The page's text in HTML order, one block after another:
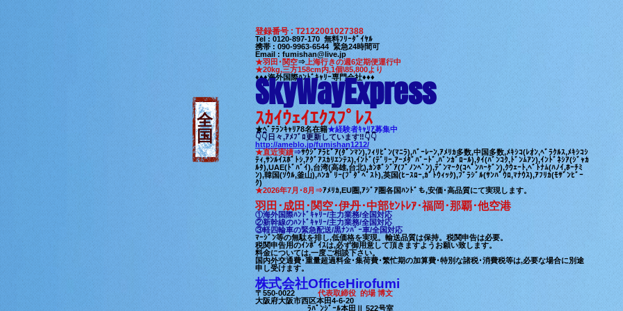
全
国
登録番号 : T2122001027388
Tel : 0120-897-170 無料ﾌﾘｰﾀﾞｲﾔﾙ
携帯 : 090-9963-6544 緊急24時間可
Email : fumishan@live.jp
★羽田･関空⇒ 上海行きの週6定期便運行中
★20kg,三方158cm内,1個\85,800より
♦♦♦海外国際ﾊﾝﾄﾞｷｬﾘｰ専門会社♦♦♦
SkyWayExpress
ｽｶｲｳｪｲｴｸｽﾌﾟﾚｽ
★ﾍﾞﾃﾗﾝｷｬﾘｱ8名在籍★​経験者ｷｬﾘｱ募集中
👇👇日々,ｱﾒﾌﾞﾛ更新しています‼👇👇
http://ameblo.jp/fumishan1212/
★直近実績⇒ｻｳｼﾞｱﾗﾋﾞｱ(ﾀﾞﾝﾏﾝ),ﾌｨﾘﾋﾟﾝ(ﾏﾆﾗ),ﾊﾞｰﾚｰﾝ,ｱﾒﾘｶ多数,中国多数,ﾒｷｼｺ(ﾚｵﾝ,ﾍﾞﾗｸﾙｽ,ﾒｷｼｺｼ
ﾃｨ,ｻﾝﾙｲｽﾎﾟﾄｼ,ｱｸﾞｱｽｶﾘｴﾝﾃｽ),ｲﾝﾄﾞ(ﾃﾞﾘｰ,ｱｰﾒﾀﾞﾊﾞｰﾄﾞ,ﾊﾞﾝｶﾞﾛｰﾙ),ﾀｲ(ﾊﾞﾝｺｸ,ﾄﾞﾝﾑｱﾝ),ｲﾝﾄﾞﾈｼｱ(ｼﾞｬｶ
ﾙﾀ),UAE(ﾄﾞﾊﾞｲ),台湾(高雄,台北),ｶﾝﾎﾞｼﾞｱ(ﾌﾟﾉﾝﾍﾟﾝ),ﾃﾞﾝﾏｰｸ(ｺﾍﾟﾝﾊｰｹﾞﾝ),ｸｳｪｰﾄ,ﾍﾞﾄﾅﾑ(ﾊﾉｲ,ﾎｰﾁﾐ
ﾝ),韓国(ｿｳﾙ,釜山),ﾊﾝｶﾞﾘｰ(ﾌﾞﾀﾞﾍﾟｽﾄ),英国(ﾋｰｽﾛｰ,ｶﾞﾄｳｨｯｸ),ﾌﾞﾗｼﾞﾙ(ｻﾝﾊﾟｳﾛ,ﾏﾅｳｽ),ｱﾌﾘｶ(ﾓｻﾞﾝﾋﾞｰ
ｸ)
★2026年7月･8月⇒ｱﾒﾘｶ,EU圏,ｱｼﾞｱ圏各国ﾊﾝﾄﾞも,安価･高品質にて実現します。
羽田･成田･関空･伊丹･中部ｾﾝﾄﾚｱ･福岡･那覇･他空港
①海外国際ﾊﾝﾄﾞｷｬﾘｰ/主力業務/全国対応
②新幹線のﾊﾝﾄﾞｷｬﾘｰ/主力業務/全国対応
③軽四輪車の緊急配送/黒ﾅﾝﾊﾞｰ車/全国対応
ﾏｰｼﾞﾝ等の無駄を排し,低価格を実現。輸送品質は保持。税関申告は必要。
税関申告用のｲﾝﾎﾞｲｽは,必ず御用意して頂きますようお願い致します。
料金については,一度ご相談下さい。
国内外交通費･重量超過料金･集荷費･繁忙期の加算費･特別な諸税･消費税等は,必要な場合に別途
申し受けます。
株式会社OfficeHirofumi
〒550-0022 代表取締役 的場 博文
大阪府大阪市西区本田4-6-20
ﾗﾊﾟﾝｼﾞｰﾙ本田Ⅱ 522号室